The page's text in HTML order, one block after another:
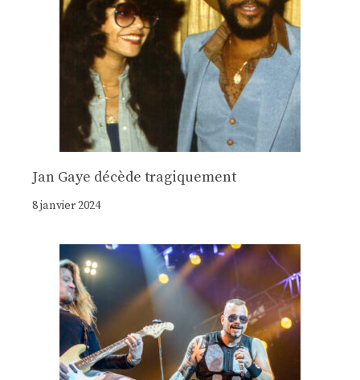
Jan Gaye décède tragiquement
8 janvier 2024